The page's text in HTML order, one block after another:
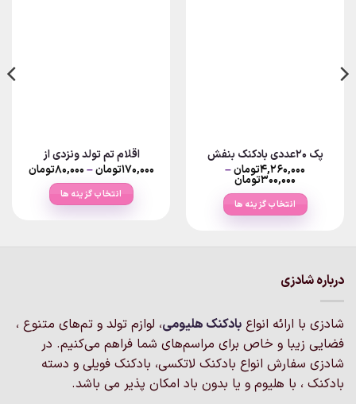
پک 20عددی بادکنک بنفش
۴,۲۶۰,۰۰۰تومان–
۳۰۰,۰۰۰تومانPrice
range:
through
۴,۲۶۰,۰۰۰تومان
انتخاب گزینه ها
باشد.
گزینه
ها
ممکن
است
اقلام تم تولد ونزدی از
۱۷۰,۰۰۰تومان–۸۰,۰۰۰تومانPrice
انتخاب گزینه ها
گزینه
ها
ممکن
است
درباره شادزی
شادزی با ارائه انواع بادکنک‌ هلیومی، لوازم تولد و تم‌های متنوع ،
فضایی زیبا و خاص برای مراسم‌های شما فراهم می‌کنیم. در
شادزی سفارش انواع بادکنک لاتکسی، بادکنک فویلی و دسته
بادکنک ، با هلیوم و یا بدون باد امکان پذیر می باشد.